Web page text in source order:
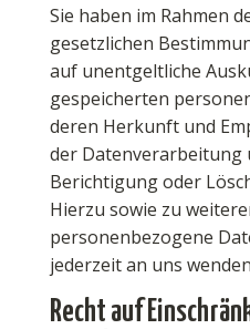
Sie haben im Rahmen
gesetzlichen
auf unentgeltliche
gespeicherten
deren Herkunft und
der Datenverarbeitung
Berichtigung oder
Hierzu sowie zu
personenbezogene
jederzeit an uns
Recht auf